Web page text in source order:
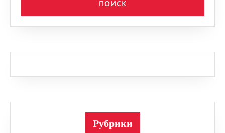
Рубрики